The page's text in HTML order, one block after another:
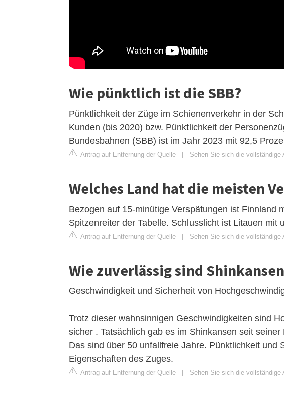
Wie pünktlich ist die SBB?
Pünktlichkeit der Züge im Schienenverkehr in der
Kunden (bis 2020) bzw. Pünktlichkeit der
Bundesbahnen (SBB) ist im Jahr 2023 mit 92,5
Antrag auf Entfernung der Quelle | Sehen Sie sich die
Welches Land hat die meisten
Bezogen auf 15-minütige Verspätungen ist Finnland
Spitzenreiter der Tabelle. Schlusslicht ist Litauen mit
Antrag auf Entfernung der Quelle | Sehen Sie sich die
Wie zuverlässig sind
Geschwindigkeit und Sicherheit von
Trotz dieser wahnsinnigen Geschwindigkeiten sind
sicher . Tatsächlich gab es im Shinkansen seit
Das sind über 50 unfallfreie Jahre. Pünktlichkeit und
Eigenschaften des Zuges.
Antrag auf Entfernung der Quelle | Sehen Sie sich die